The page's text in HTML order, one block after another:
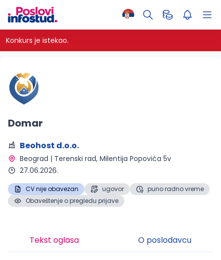
Konkurs je istekao.
Domar
Beohost d.o.o.
Beograd | Terenski rad, Milentija Popovića 5v
27.06.2026.
CV nije obavezan ugovor
puno radno vreme
Obaveštenje o pregledu prijave
Tekst oglasa O poslodavcu